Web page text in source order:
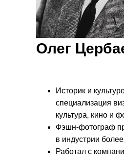
Олег
Историк и
специализация
культура, кино и
Фэшн-фотограф
в индустрии более
Работал с